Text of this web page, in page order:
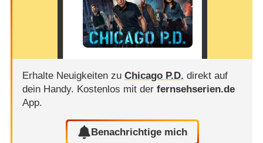
Erhalte Neuigkeiten zu Chicago P.D. direkt auf
dein Handy. Kostenlos mit der fernsehserien.de
App.
Benachrichtige mich